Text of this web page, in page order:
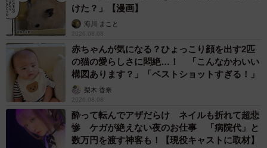
けた？」【漫画】
海川 まこと
2026.08.08
赤ちゃんが気になる？ひょっこり顔を出す2匹
の猫の愛らしさに悶絶…！ 「こんなかわいい
構図あります？」「ベストショットすぎる！」
梨木 香奈
2026.08.08
酔って転んでアザだらけ ネイルも折れて超悲
惨 ケガが絶えない夜のお仕事 「病院代」と
数万円を渡す神客も！【現役キャストに取材】